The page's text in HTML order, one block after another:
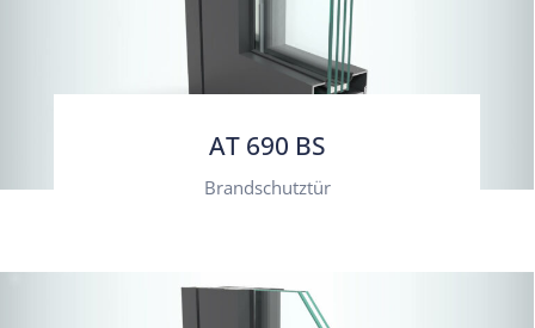
AT 690 BS
Brandschutztür